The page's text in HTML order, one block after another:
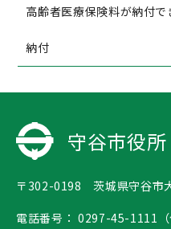
高齢者医療保険料が納付で
納付
守谷市役所
〒302-0198 茨城県守谷市
電話番号： 0297-45-1111（